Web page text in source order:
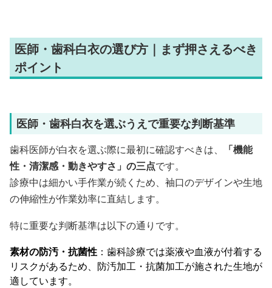
医師・歯科白衣の選び方｜まず押さえるべき
ポイント
医師・歯科白衣を選ぶうえで重要な判断基準
歯科医師が白衣を選ぶ際に最初に確認すべきは、
「機能
性・清潔感・動きやすさ」の三点です。
診療中は細かい手作業が続くため、袖口のデザインや生地
の伸縮性が作業効率に直結します。
特に重要な判断基準は以下の通りです。
素材の防汚・抗菌性 ：歯科診療では薬液や血液が付着する
リスクがあるため、防汚加工・抗菌加工が施された生地が
適しています。